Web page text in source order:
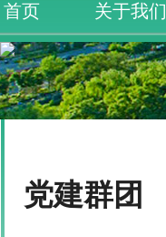
首页 关于我们
党建群团